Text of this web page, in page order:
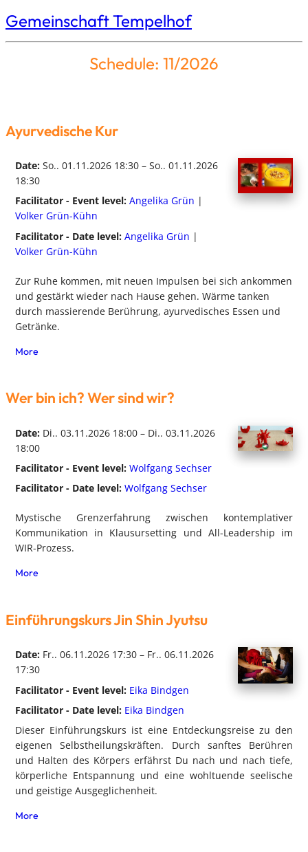
Gemeinschaft Tempelhof
Schedule: 11/2026
Ayurvedische Kur
Date:So.. 01.11.2026 18:30 – So.. 01.11.2026
18:30
Facilitator - Event level:Angelika Grün |
Volker Grün-Kühn
Facilitator - Date level:Angelika Grün |
Volker Grün-Kühn
Zur Ruhe kommen, mit neuen Impulsen bei sich ankommen
und gestärkt wieder nach Hause gehen. Wärme tanken
durch massierende Berührung, ayurvedisches Essen und
Getränke.
More
Wer bin ich? Wer sind wir?
Date: Di.. 03.11.2026 18:00 – Di.. 03.11.2026
18:00
Facilitator - Event level:Wolfgang Sechser
Facilitator - Date level:Wolfgang Sechser
Mystische Grenzerfahrung zwischen kontemplativer
Kommunikation in Klausursetting und All-Leadership im
WIR-Prozess.
More
Einführungskurs Jin Shin Jyutsu
Date: Fr.. 06.11.2026 17:30 – Fr.. 06.11.2026
17:30
Facilitator - Event level: Eika Bindgen
Facilitator - Date level: Eika Bindgen
Dieser Einführungskurs ist eine Entdeckungsreise zu den
eigenen Selbstheilungskräften. Durch sanftes Berühren
und Halten des Körpers erfährst Du nach und nach tiefe,
körperliche Entspannung und eine wohltuende seelische
und geistige Ausgeglichenheit.
More